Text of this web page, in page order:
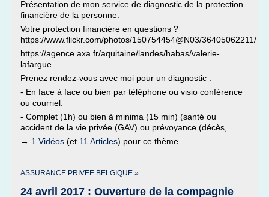
Présentation de mon service de diagnostic de la protection
financière de la personne.
Votre protection financière en questions ?
https://www.flickr.com/photos/150754454@N03/36405062211/
https://agence.axa.fr/aquitaine/landes/habas/valerie-
lafargue
Prenez rendez-vous avec moi pour un diagnostic :
- En face à face ou bien par téléphone ou visio conférence
ou courriel.
- Complet (1h) ou bien à minima (15 min) (santé ou
accident de la vie privée (GAV) ou prévoyance (décès,...
→ 1 Vidéos (et 11 Articles) pour ce thème
ASSURANCE PRIVEE BELGIQUE »
24 avril 2017 : Ouverture de la compagnie